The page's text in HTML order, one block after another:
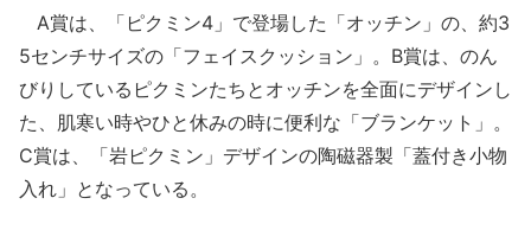
A賞は、「ピクミン4」で登場した「オッチン」の、約3
5センチサイズの「フェイスクッション」。B賞は、のん
びりしているピクミンたちとオッチンを全面にデザインし
た、肌寒い時やひと休みの時に便利な「ブランケット」。
C賞は、「岩ピクミン」デザインの陶磁器製「蓋付き小物
入れ」となっている。